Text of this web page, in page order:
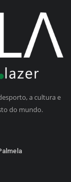
a cultura e
do mundo.